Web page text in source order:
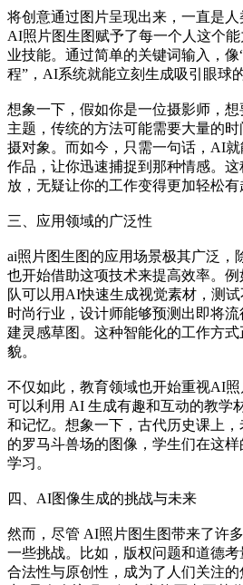
将创意通过图片呈现出来，一直是人
AI照片图生图赋予了每一个人这个
业技能。通过简单的关键词输入，像
程”，AI系统就能立刻生成吸引眼球
想象一下，假如你是一位摄影师，想
主题，传统的方法可能需要大量的
摄对象。而如今，只需一句话，AI
作品，让你迅速捕捉到那种情感。
放，无疑让你的工作变得更加轻松有
三、应用领域的广泛性
ai照片图生图的应用场景极其广泛，
也开始借助这项技术来提高效率。
队可以用AI快速生成视觉素材，测
时尚行业，设计师能够预测出即将
建灵感草图。这种智能化的工作方
貌。
不仅如此，教育领域也开始重视AI
可以利用 AI 生成有趣和互动的教学
和记忆。想象一下，古代历史课上
的罗马斗兽场的图像，学生们在这
学习。
四、AI图像生成的挑战与未来
然而，尽管 AI照片图生图带来了许
一些挑战。比如，版权问题和道德
合法性与原创性，成为了人们关注